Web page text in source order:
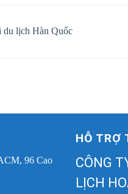
du lịch Hàn Quốc
96 Cao
HỖ TRỢ
CÔNG
LỊCH